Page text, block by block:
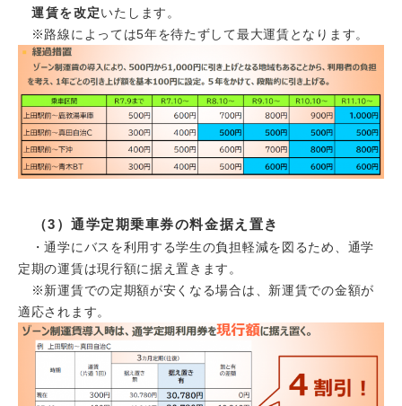
運賃を改定いたします。
※路線によっては5年を待たずして最大運賃となります。​
（3）通学定期乗車券の料金据え置き
・通学にバスを利用する学生の負担軽減を図るため、通学
定期の運賃は現行額に据え置きます。
※新運賃での定期額が安くなる場合は、新運賃での金額が
適応されます。